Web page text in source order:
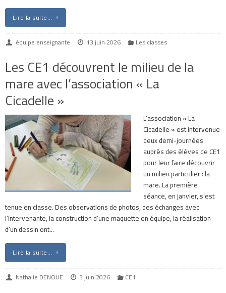
Lire la suite…
équipe enseignante 13 juin 2026 Les classes
Les CE1 découvrent le milieu de la
mare avec l’association « La
Cicadelle »
L’association « La
Cicadelle » est intervenue
deux demi-journées
auprès des élèves de CE1
pour leur faire découvrir
un milieu particulier : la
mare. La première
séance, en janvier, s’est
tenue en classe. Des observations de photos, des échanges avec
l’intervenante, la construction d’une maquette en équipe, la réalisation
d’un dessin ont…
Lire la suite…
Nathalie DENOUE 3 juin 2026 CE1